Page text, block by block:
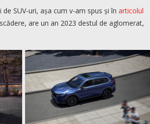
SUV-uri, așa cum v-am spus și în articolul
are un an 2023 destul de aglomerat,